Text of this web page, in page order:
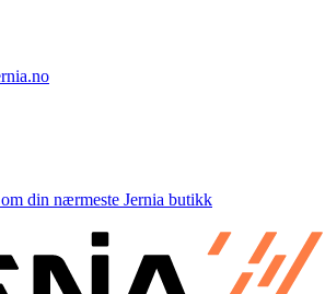
din nærmeste Jernia butikk